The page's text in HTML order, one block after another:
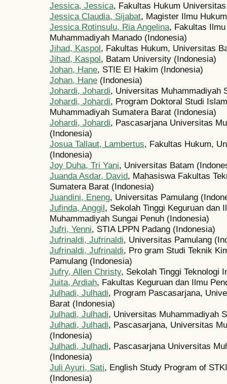
Jessica, Jessica, Fakultas Hukum
Jessica Claudia, Sijabat, Magister Ilmu
Jessica Rotinsulu, Ria Angelina, Fakultas
Muhammadiyah Manado (Indonesia)
Jihad, Kaspol, Fakultas Hukum, Universitas
Jihad, Kaspol, Batam University (Indonesia)
Johan, Hane, STIE El Hakim (Indonesia)
Johan, Hane (Indonesia)
Johardi, Johardi, Universitas Muhammadiyah
Johardi, Johardi, Program Doktoral Studi
Muhammadiyah Sumatera Barat (Indonesia)
Johardi, Johardi, Pascasarjana Universitas
(Indonesia)
Josua Tallaut, Lambertus, Fakultas Hukum,
(Indonesia)
Joy Duha, Tri Yani, Universitas Batam
Juanda Asdar, David, Mahasiswa Fakultas
Sumatera Barat (Indonesia)
Juandini, Eneng, Universitas Pamulang
Jufinda, Anggil, Sekolah Tinggi Keguruan dan
Muhammadiyah Sungai Penuh (Indonesia)
Jufri, Yenni, STIA LPPN Padang (Indonesia)
Jufrinaldi, Jufrinaldi, Universitas Pamulang
Jufrinaldi, Jufrinaldi, Pro gram Studi Teknik
Pamulang (Indonesia)
Jufry, Allen Christy, Sekolah Tinggi Teknologi
Juita, Ardiah, Fakultas Keguruan dan Ilmu
Julhadi, Julhadi, Program Pascasarjana,
Barat (Indonesia)
Julhadi, Julhadi, Universitas Muhammadiyah
Julhadi, Julhadi, Pascasarjana, Universitas
(Indonesia)
Julhadi, Julhadi, Pascasarjana Universitas
(Indonesia)
Juli Ayuri, Sati, English Study Program of
(Indonesia)